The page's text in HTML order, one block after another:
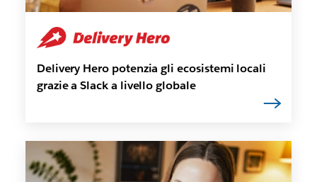
Delivery Hero potenzia gli ecosistemi locali
grazie a Slack a livello globale